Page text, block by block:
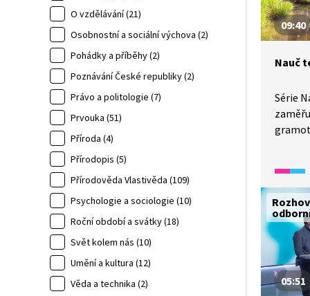
O vzdělávání (21)
Osobnostní a sociální výchova (2)
Pohádky a příběhy (2)
Poznávání České republiky (2)
Právo a politologie (7)
Prvouka (51)
Příroda (4)
Přírodopis (5)
Přírodověda Vlastivěda (109)
Psychologie a sociologie (10)
Roční období a svátky (18)
Svět kolem nás (10)
Umění a kultura (12)
Věda a technika (2)
09:40
Nauč
Série
mapy
také
map
05:51